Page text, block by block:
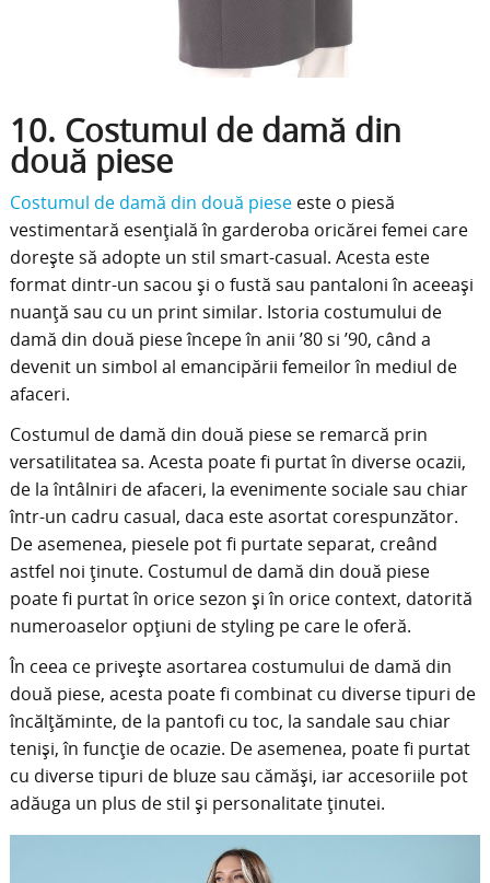
10. Costumul de damă din
două piese
Costumul de damă din două pieseeste o piesă
vestimentară esențială în garderoba oricărei femei care
dorește să adopte un stil smart-casual. Acesta este
format dintr-un sacou și o fustă sau pantaloni în aceeași
nuanță sau cu un print similar. Istoria costumului de
damă din două piese începe în anii ’80 si ’90, când a
devenit un simbol al emancipării femeilor în mediul de
afaceri.
Costumul de damă din două piese se remarcă prin
versatilitatea sa. Acesta poate fi purtat în diverse ocazii,
de la întâlniri de afaceri, la evenimente sociale sau chiar
într-un cadru casual, daca este asortat corespunzător.
De asemenea, piesele pot fi purtate separat, creând
astfel noi ținute. Costumul de damă din două piese
poate fi purtat în orice sezon și în orice context, datorită
numeroaselor opțiuni de styling pe care le oferă.
În ceea ce privește asortarea costumului de damă din
două piese, acesta poate fi combinat cu diverse tipuri de
încălțăminte, de la pantofi cu toc, la sandale sau chiar
teniși, în funcție de ocazie. De asemenea, poate fi purtat
cu diverse tipuri de bluze sau cămăși, iar accesoriile pot
adăuga un plus de stil și personalitate ținutei.